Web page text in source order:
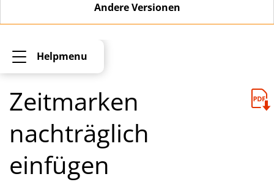
Andere Versionen
Helpmenu
Zeitmarken
nachträglich
einfügen